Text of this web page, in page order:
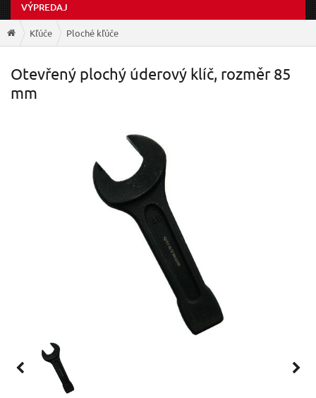
VÝPREDAJ
Kľúče Ploché kľúče
Otevřený plochý úderový klíč, rozměr 85
mm